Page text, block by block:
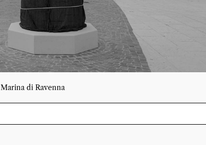
Marina di Ravenna